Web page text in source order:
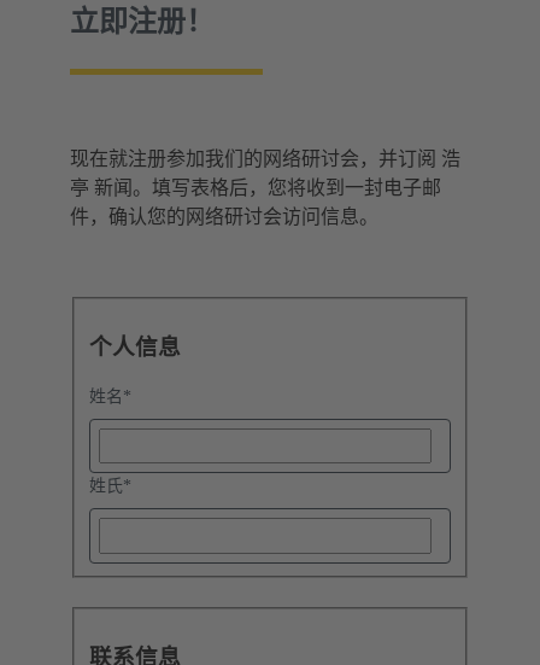
立即注册！
现在就注册参加我们的网络研讨会，并订阅 浩
亭 新闻。填写表格后，您将收到一封电子邮
件，确认您的网络研讨会访问信息。
个人信息
姓名 *
姓氏*
联系信息